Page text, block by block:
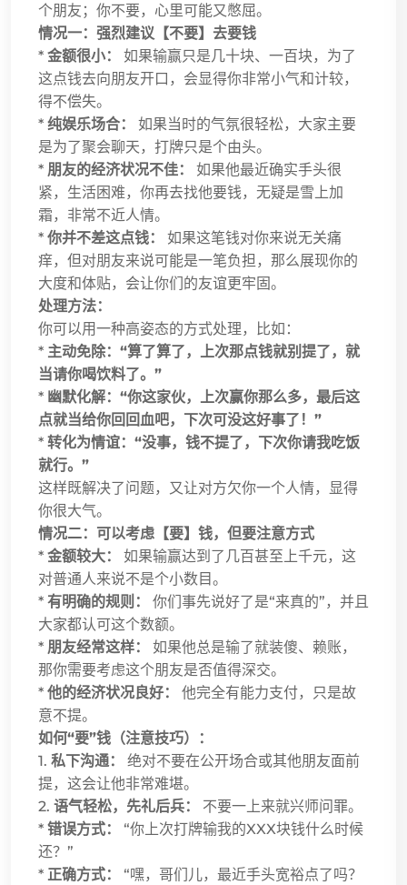
个朋友；你不要，心里可能又憋屈。
情况一：强烈建议【不要】去要钱
* 金额很小：
如果输赢只是几十块、一百块，为了
这点钱去向朋友开口，会显得你非常小气和计较，
得不偿失。
* 纯娱乐场合：
如果当时的气氛很轻松，大家主要
是为了聚会聊天，打牌只是个由头。
* 朋友的经济状况不佳：
如果他最近确实手头很
紧，生活困难，你再去找他要钱，无疑是雪上加
霜，非常不近人情。
* 你并不差这点钱：
如果这笔钱对你来说无关痛
痒，但对朋友来说可能是一笔负担，那么展现你的
大度和体贴，会让你们的友谊更牢固。
处理方法：
你可以用一种高姿态的方式处理，比如：
* 主动免除：“算了算了，上次那点钱就别提了，就
当请你喝饮料了。”
* 幽默化解：“你这家伙，上次赢你那么多，最后这
点就当给你回回血吧，下次可没这好事了！”
* 转化为情谊：“没事，钱不提了，下次你请我吃饭
就行。”
这样既解决了问题，又让对方欠你一个人情，显得
你很大气。
情况二：可以考虑【要】钱，但要注意方式
* 金额较大：
如果输赢达到了几百甚至上千元，这
对普通人来说不是个小数目。
* 有明确的规则：
你们事先说好了是“来真的”，并且
大家都认可这个数额。
* 朋友经常这样：
如果他总是输了就装傻、赖账，
那你需要考虑这个朋友是否值得深交。
* 他的经济状况良好：
他完全有能力支付，只是故
意不提。
如何“要”钱（注意技巧）：
1. 私下沟通：
绝对不要在公开场合或其他朋友面前
提，这会让他非常难堪。
2. 语气轻松，先礼后兵：
不要一上来就兴师问罪。
* 错误方式：
“你上次打牌输我的XXX块钱什么时候
还？”
* 正确方式：
“嘿，哥们儿，最近手头宽裕点了吗？